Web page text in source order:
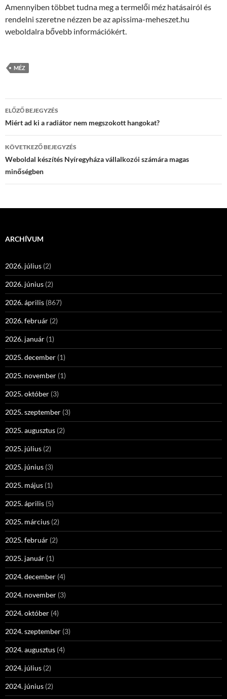
Amennyiben többet tudna meg a termelői méz hatásairól és
rendelni szeretne nézzen be az apissima-meheszet.hu
weboldalra bővebb információkért.
MÉZ
Bejegyzések
navigációja
ELŐZŐ BEJEGYZÉS
Miért ad ki a radiátor nem megszokott hangokat?
KÖVETKEZŐ BEJEGYZÉS
Weboldal készítés Nyíregyháza vállalkozói számára magas
minőségben
ARCHÍVUM
2026. július (2)
2026. június (2)
2026. április (867)
2026. február (2)
2026. január (1)
2025. december (1)
2025. november (1)
2025. október (3)
2025. szeptember (3)
2025. augusztus (2)
2025. július (2)
2025. június (3)
2025. május (1)
2025. április (5)
2025. március (2)
2025. február (2)
2025. január (1)
2024. december (4)
2024. november (3)
2024. október (4)
2024. szeptember (3)
2024. augusztus (4)
2024. július (2)
2024. június (2)